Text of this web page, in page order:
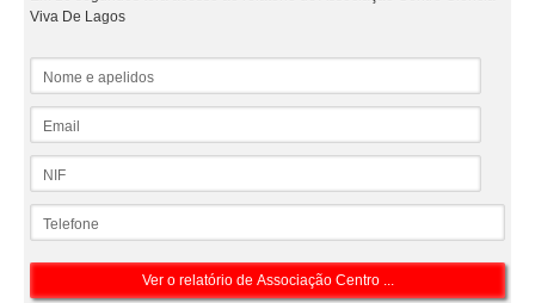
Viva De Lagos